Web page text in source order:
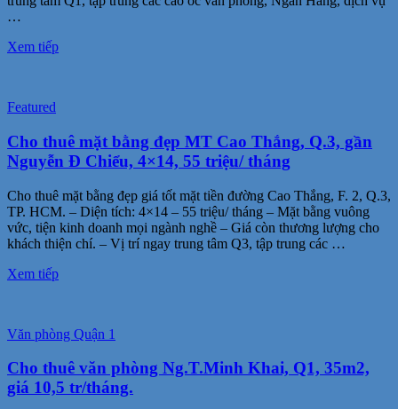
…
Xem tiếp
Featured
Cho thuê mặt bằng đẹp MT Cao Thắng, Q.3, gần
Nguyễn Đ Chiểu, 4×14, 55 triệu/ tháng
Cho thuê mặt bằng đẹp giá tốt mặt tiền đường Cao Thắng, F. 2, Q.3,
TP. HCM. – Diện tích: 4×14 – 55 triệu/ tháng – Mặt bằng vuông
vức, tiện kinh doanh mọi ngành nghề – Giá còn thương lượng cho
khách thiện chí. – Vị trí ngay trung tâm Q3, tập trung các …
Xem tiếp
Văn phòng Quận 1
Cho thuê văn phòng Ng.T.Minh Khai, Q1, 35m2,
giá 10,5 tr/tháng.